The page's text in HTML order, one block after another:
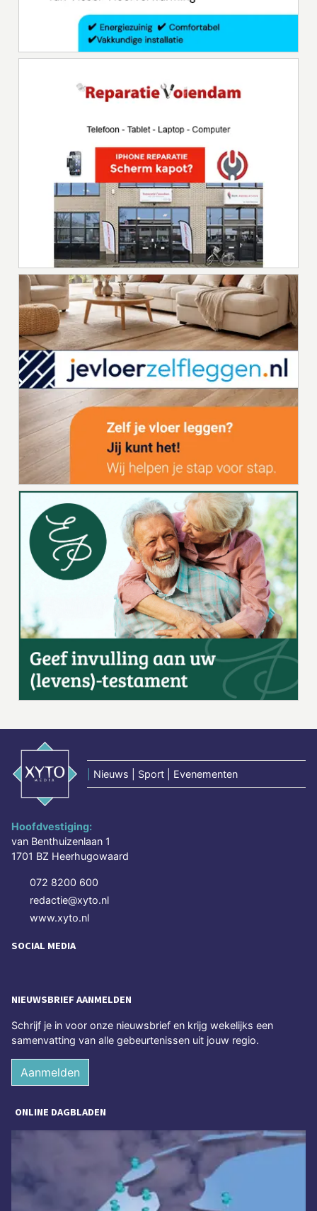
Nieuws | Sport | Evenementen
Hoofdvestiging:
van Benthuizenlaan 1
1701 BZ Heerhugowaard
072 8200 600
redactie@xyto.nl
www.xyto.nl
SOCIAL MEDIA
NIEUWSBRIEF AANMELDEN
Schrijf je in voor onze nieuwsbrief en krijg wekelijks een
samenvatting van alle gebeurtenissen uit jouw regio.
Aanmelden
ONLINE DAGBLADEN